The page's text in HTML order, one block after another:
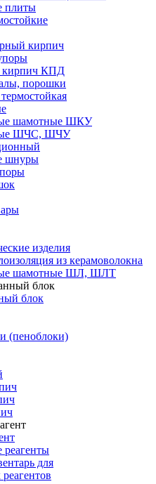
плиты
кирпич
кирпич КПД
порошки
шамотные ШКУ
ШЧС, ШЧУ
шнуры
изделия
из керамоволокна
шамотные ШЛ, ШЛТ
блок
(пеноблоки)
реагенты
для